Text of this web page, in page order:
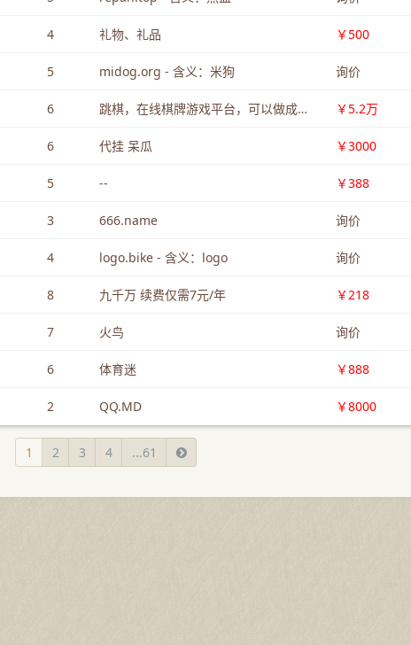
4 礼物、礼品 ￥500
5 midog.org - 含义：米狗 询价
6 跳棋，在线棋牌游戏平台，可以做成一个专业的跳棋对战网站，或者包含跳棋在内的多种棋类游戏平台（如中国跳棋、国际跳棋），或者做实体跳棋品牌等等，终端巨大。 ￥5.2万
6 代挂 呆瓜 ￥3000
5 -- ￥388
3 666.name 询价
4 logo.bike - 含义：logo 询价
8 九千万 续费仅需7元/年 ￥218
7 火鸟 询价
6 体育迷 ￥888
2 QQ.MD ￥8000
1 2 3 4 ...61